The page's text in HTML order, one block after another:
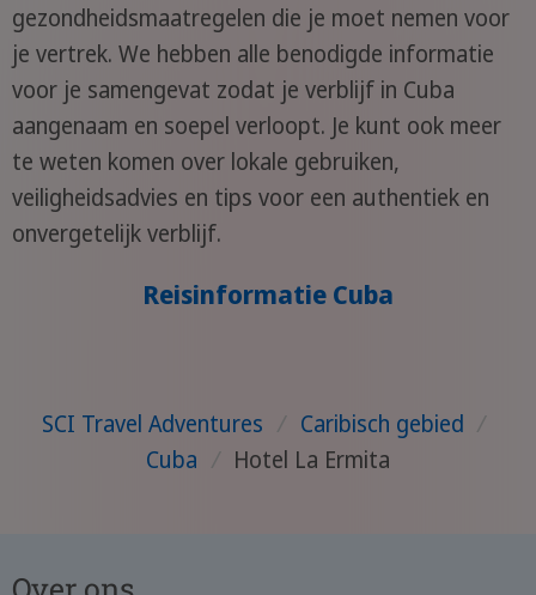
gezondheidsmaatregelen die je moet nemen voor
je vertrek. We hebben alle benodigde informatie
voor je samengevat zodat je verblijf in Cuba
aangenaam en soepel verloopt. Je kunt ook meer
te weten komen over lokale gebruiken,
veiligheidsadvies en tips voor een authentiek en
onvergetelijk verblijf.
Reisinformatie Cuba
SCI Travel Adventures / Caribisch gebied /
Cuba / Hotel La Ermita